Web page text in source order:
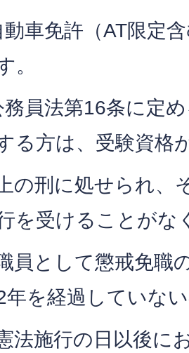
動車免許（AT限定
。
務員法第16条に定
る方は、受験資格
の刑に処せられ、
を受けることがな
員として懲戒免職
年を経過していな
法施行の日以後に